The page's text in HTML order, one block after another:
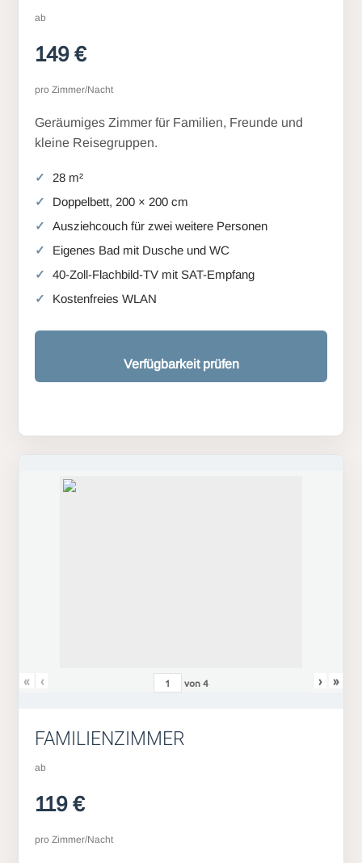
ab
149 €
pro Zimmer/Nacht
Geräumiges Zimmer für Familien, Freunde und
kleine Reisegruppen.
28 m²
Doppelbett, 200 × 200 cm
Ausziehcouch für zwei weitere Personen
Eigenes Bad mit Dusche und WC
40-Zoll-Flachbild-TV mit SAT-Empfang
Kostenfreies WLAN
Verfügbarkeit prüfen
« ‹ von4 › »
FAMILIENZIMMER
ab
119 €
pro Zimmer/Nacht